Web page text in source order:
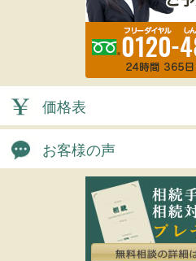
価格表
お客様の声